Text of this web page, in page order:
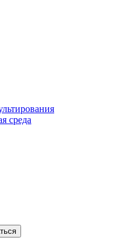
среда